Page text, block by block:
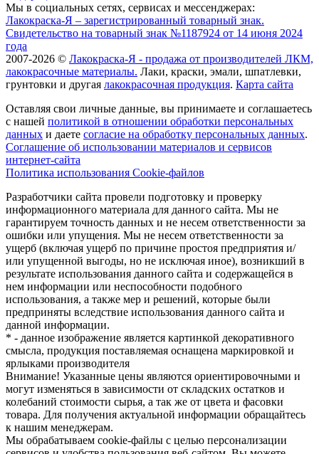
Мы в социальных сетях, сервисах и мессенджерах:
Лакокраска-Я – зарегистрированный товарный знак.
Свидетельство на товарный знак №1187924 от 14 июня 2024
года
2007-2026 © Лакокраска-Я - продажа от производителей ЛКМ,
лакокрасочные материалы. Лаки, краски, эмали, шпатлевки,
грунтовки и другая лакокрасочная продукция. Карта сайта
Оставляя свои личные данные, вы принимаете и соглашаетесь
с нашей политикой в отношении обработки персональных
данных и даете cогласие на обработку персональных данных.
Соглашение об использовании материалов и сервисов
интернет-сайта
Политика использования Cookie-файлов
Разработчики сайта провели подготовку и проверку
информационного материала для данного сайта. Мы не
гарантируем точность данных и не несем ответственности за
ошибки или упущения. Мы не несем ответственности за
ущерб (включая ущерб по причине простоя предприятия и/
или упущенной выгоды, но не исключая иное), возникший в
результате использования данного сайта и содержащейся в
нем информации или неспособности подобного
использования, а также мер и решений, которые были
предприняты вследствие использования данного сайта и
данной информации.
* - данное изображение является картинкой декоративного
смысла, продукция поставляемая оснащена маркировкой и
ярлыками производителя
Внимание! Указанные цены являются ориентировочными и
могут изменяться в зависимости от складских остатков и
колебаний стоимости сырья, а так же от цвета и фасовки
товара. Для получения актуальной информации обращайтесь
к нашим менеджерам.
Мы обрабатываем cookie-файлы с целью персонализации